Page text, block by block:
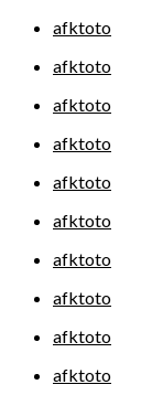
afktoto
afktoto
afktoto
afktoto
afktoto
afktoto
afktoto
afktoto
afktoto
afktoto